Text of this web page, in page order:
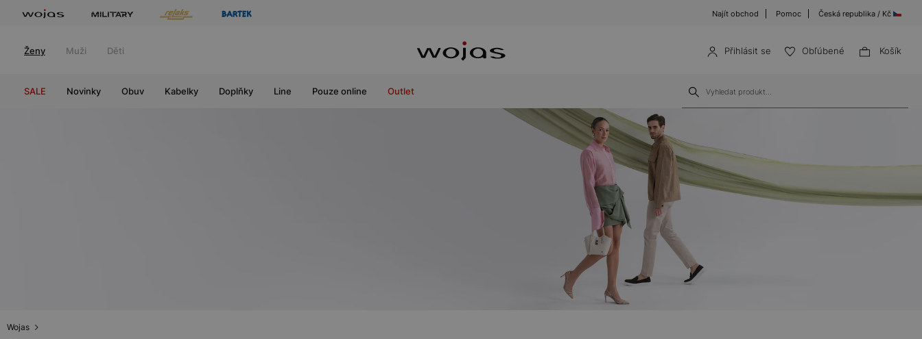
Najít obchod Pomoc Česká republika / Kč
Ženy Muži Děti Přihlásit se Obľúbené Košík
SALE Novinky Obuv Kabelky Doplňky Line Pouze online Outlet
Wojas